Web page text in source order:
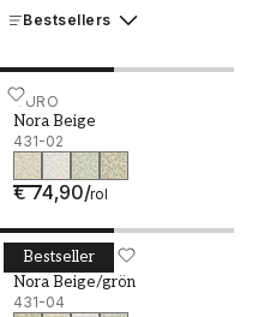
Bestsellers
DURO
Nora Beige
431-02
€ 74,90/rol
Nora Beige - 431-02
Bestseller
DURO
Nora Beige/grön
431-04
Nora Beige/grön - 431-04